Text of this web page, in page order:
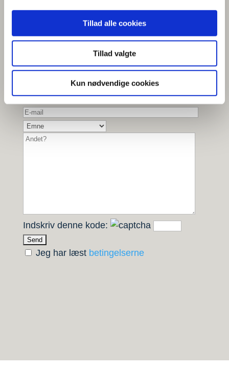
Tillad alle cookies
Tillad valgte
Kun nødvendige cookies
Find medarbejdere
Lad os tage kontakt
Indskriv denne kode:
Jeg har læst betingelserne